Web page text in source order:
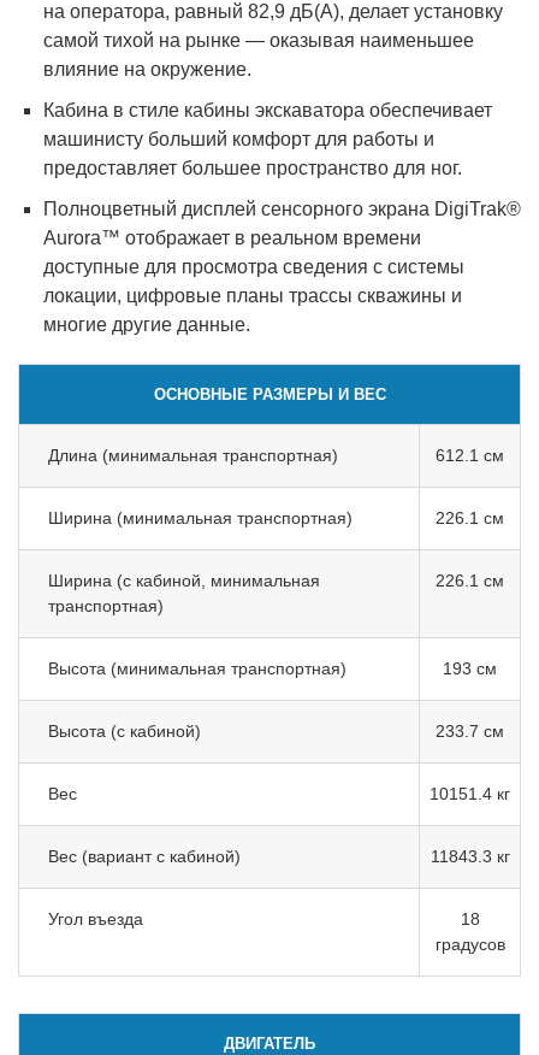
на оператора, равный 82,9 дБ(А), делает установку
самой тихой на рынке — оказывая наименьшее
влияние на окружение.
Кабина в стиле кабины экскаватора обеспечивает
машинисту больший комфорт для работы и
предоставляет большее пространство для ног.
Полноцветный дисплей сенсорного экрана DigiTrak®
Aurora™ отображает в реальном времени
доступные для просмотра сведения с системы
локации, цифровые планы трассы скважины и
многие другие данные.
ОСНОВНЫЕ РАЗМЕРЫ И ВЕС
Длина (минимальная транспортная) 612.1 см
Ширина (минимальная транспортная) 226.1 см
Ширина (с кабиной, минимальная
транспортная)
226.1 см
Высота (минимальная транспортная) 193 см
Высота (с кабиной) 233.7 см
Вес 10151.4 кг
Вес (вариант с кабиной) 11843.3 кг
Угол въезда
18
градусов
ДВИГАТЕЛЬ